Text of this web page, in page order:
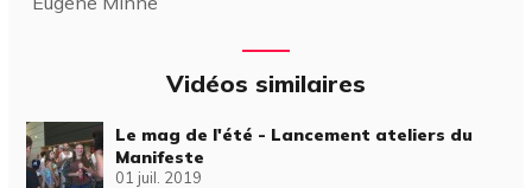
Vidéos similaires
Le mag de l'été - Lancement ateliers du
Manifeste
01 juil. 2019